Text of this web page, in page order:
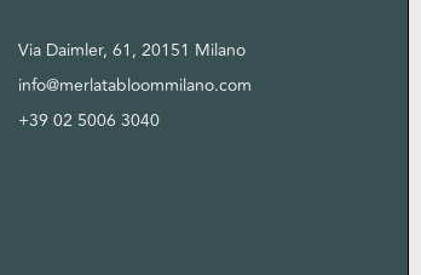
Via Daimler, 61, 20151 Milano
info@merlatabloommilano.com
+39 02 5006 3040